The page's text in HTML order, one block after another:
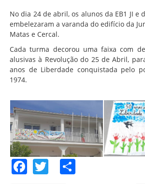
Erasmus+
Calendário Escolar
Manuais Escolares
Horários
Secretarias
Bibliotecas
Reprografias/Papelarias
Bufetes/Bares
Refeitórios
No dia 24 de abril, os alunos da EB1 JI e
embelezaram a varanda do edifício da
Matas e Cercal.
Cada turma decorou uma faixa com
alusivas à Revolução do 25 de Abril,
anos de Liberdade conquistada pelo
1974.
Facebook
Twitter